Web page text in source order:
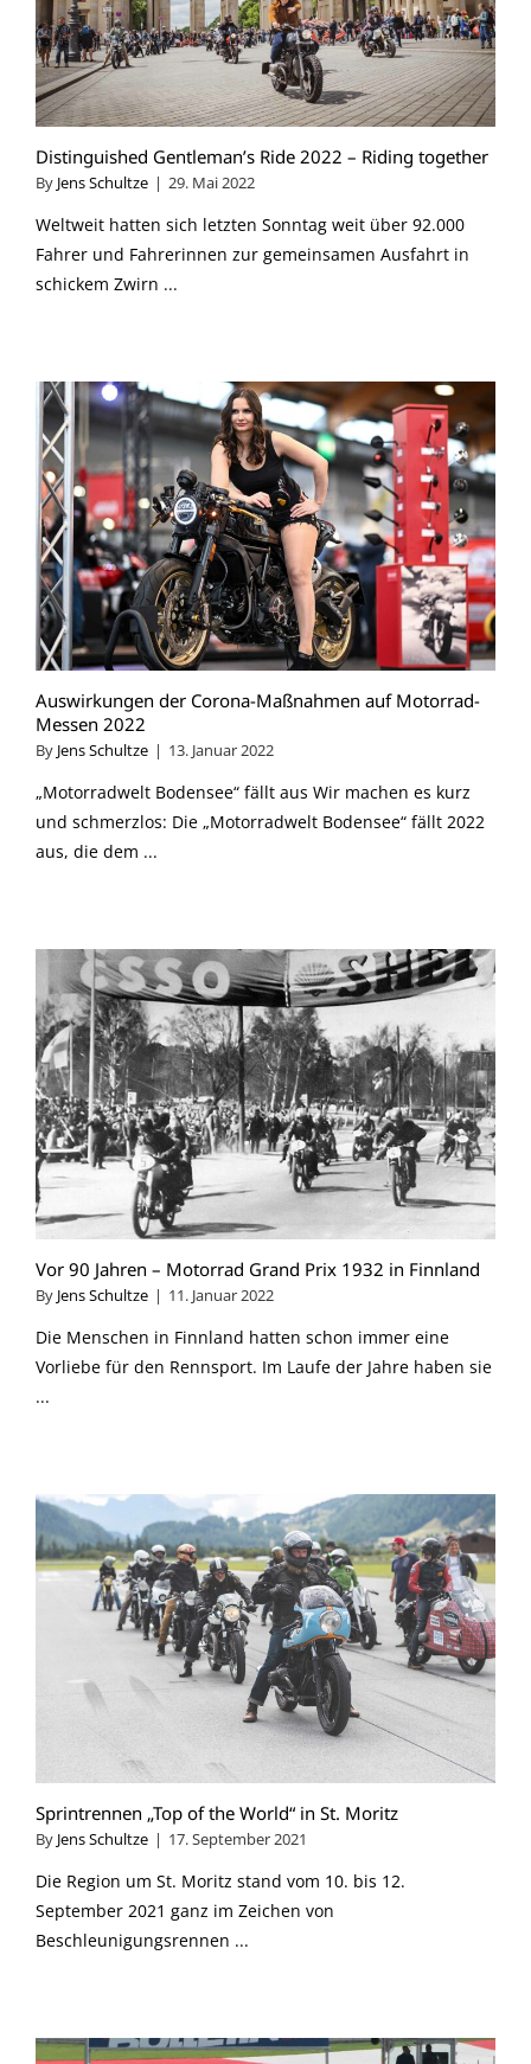
Distinguished Gentleman’s Ride 2022 – Riding together
By Jens Schultze | 29. Mai 2022
Weltweit hatten sich letzten Sonntag weit über 92.000
Fahrer und Fahrerinnen zur gemeinsamen Ausfahrt in
schickem Zwirn ...
Auswirkungen der Corona-Maßnahmen auf Motorrad-
Messen 2022
By Jens Schultze | 13. Januar 2022
„Motorradwelt Bodensee“ fällt aus Wir machen es kurz
und schmerzlos: Die „Motorradwelt Bodensee“ fällt 2022
aus, die dem ...
Vor 90 Jahren – Motorrad Grand Prix 1932 in Finnland
By Jens Schultze | 11. Januar 2022
Die Menschen in Finnland hatten schon immer eine
Vorliebe für den Rennsport. Im Laufe der Jahre haben sie
...
Sprintrennen „Top of the World“ in St. Moritz
By Jens Schultze | 17. September 2021
Die Region um St. Moritz stand vom 10. bis 12.
September 2021 ganz im Zeichen von
Beschleunigungsrennen ...